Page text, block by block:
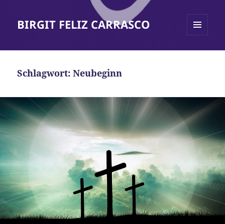
BIRGIT FELIZ CARRASCO
Schlagwort:Neubeginn